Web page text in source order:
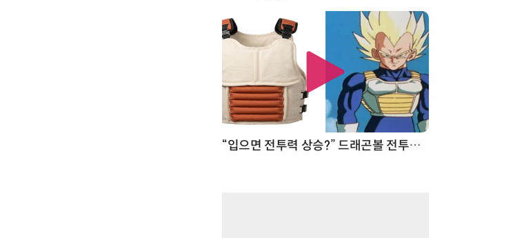
“입으면 전투력 상승?” 드래곤볼 전투복 닮은 중량조끼